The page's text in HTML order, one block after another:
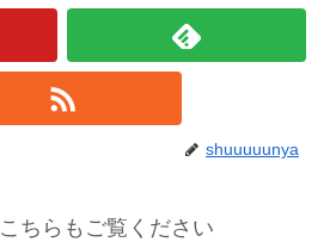
shuuuuunya
こちらもご覧ください